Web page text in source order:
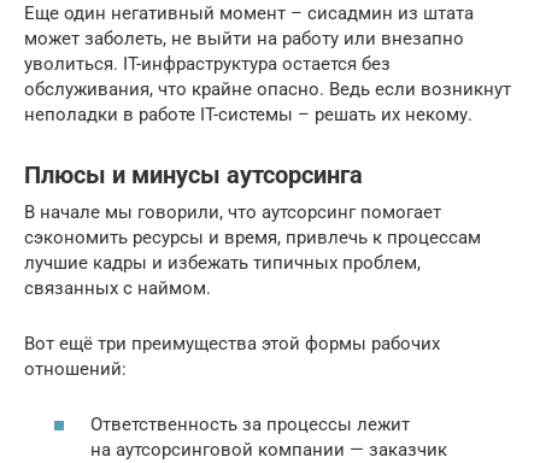
Еще один негативный момент – сисадмин из штата
может заболеть, не выйти на работу или внезапно
уволиться. IT-инфраструктура остается без
обслуживания, что крайне опасно. Ведь если возникнут
неполадки в работе IT-системы – решать их некому.
Плюсы и минусы аутсорсинга
В начале мы говорили, что аутсорсинг помогает
сэкономить ресурсы и время, привлечь к процессам
лучшие кадры и избежать типичных проблем,
связанных с наймом.
Вот ещё три преимущества этой формы рабочих
отношений:
Ответственность за процессы лежит
на аутсорсинговой компании — заказчик